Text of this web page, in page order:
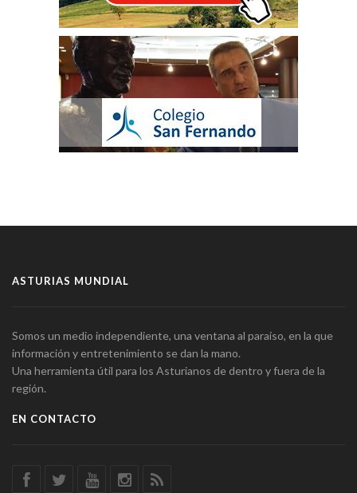
ASTURIAS MUNDIAL
Somos un medio independiente, una ventana al paraíso, en la que
información y entretenimiento se dan la mano.
Una herramienta útil para los Asturianos de dentro y fuera de la
región.
EN CONTACTO